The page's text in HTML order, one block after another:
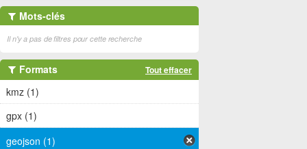
Mots-clés
Il n'y a pas de filtres pour cette recherche
Formats Tout effacer
kmz (1)
gpx (1)
geojson (1)